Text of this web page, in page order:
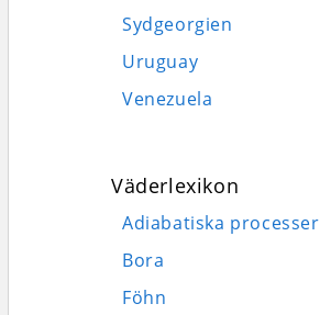
Sydgeorgien
Uruguay
Venezuela
Väderlexikon
Adiabatiska processer
Bora
Föhn